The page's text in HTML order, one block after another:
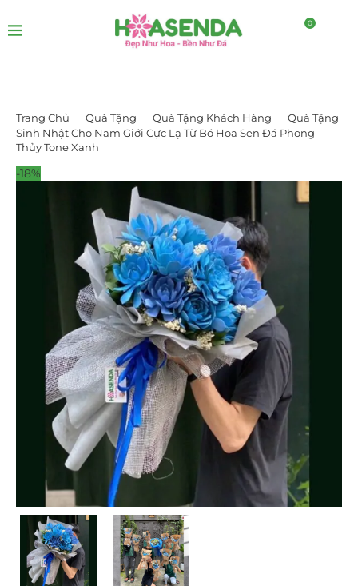
0
Trang Chủ Quà Tặng Quà Tặng Khách Hàng
Quà Tặng
Sinh Nhật Cho Nam Giới Cực Lạ Từ Bó Hoa Sen Đá Phong
Thủy Tone Xanh
-18%